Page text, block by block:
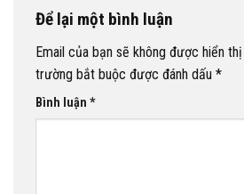
Để lại một bình luận
Email của bạn sẽ không được hiển
trường bắt buộc được đánh dấu *
Bình luận *